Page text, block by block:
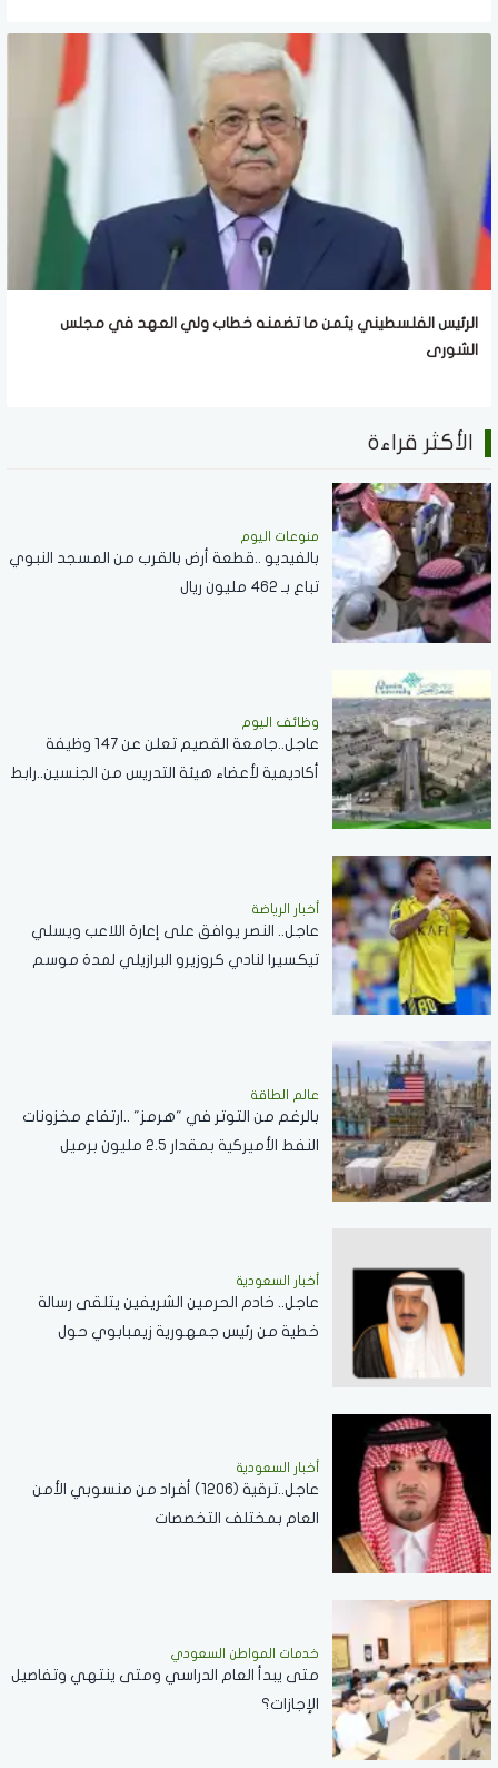
الرئيس الفلسطيني يثمن ما تضمنه خطاب ولي العهد في مجلس
الشورى
الأكثر قراءة
منوعات اليوم
بالفيديو ..قطعة أرض بالقرب من المسجد النبوي
تباع بـ 462 مليون ريال
وظائف اليوم
عاجل..جامعة القصيم تعلن عن 147 وظيفة
أكاديمية لأعضاء هيئة التدريس من الجنسين..رابط
أخبار الرياضة
عاجل.. النصر يوافق على إعارة اللاعب ويسلي
تيكسيرا لنادي كروزيرو البرازيلي لمدة موسم
عالم الطاقة
بالرغم من التوتر في "هرمز" ..ارتفاع مخزونات
النفط الأميركية بمقدار 2.5 مليون برميل
أخبار السعودية
عاجل.. خادم الحرمين الشريفين يتلقى رسالة
خطية من رئيس جمهورية زيمبابوي حول
أخبار السعودية
عاجل..ترقية (1206) أفراد من منسوبي الأمن
العام بمختلف التخصصات
خدمات المواطن السعودي
‏متى يبدأ العام الدراسي ومتى ينتهي وتفاصيل
الإجازات؟